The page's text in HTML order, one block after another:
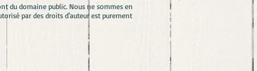
du domaine public. Nous ne sommes en
par des droits d'auteur est purement